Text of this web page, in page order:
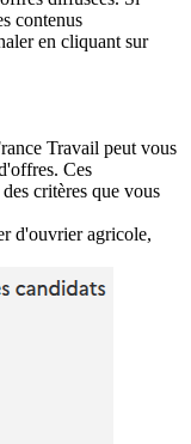
contenus
en cliquant sur
Travail peut vous
Ces
critères que vous
d'ouvrier agricole,